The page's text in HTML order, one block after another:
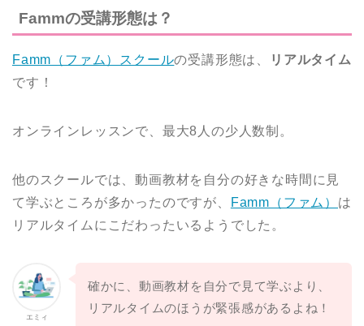
Fammの受講形態は？
Famm（ファム）スクールの受講形態は、
リアルタイム
です！
オンラインレッスンで、最大8人の少人数制。
他のスクールでは、動画教材を自分の好きな時間に見
て学ぶところが多かったのですが、
Famm（ファム） は
リアルタイムにこだわったいるようでした。
エミィ
確かに、動画教材を自分で見て学ぶより、
リアルタイムのほうが緊張感があるよね！